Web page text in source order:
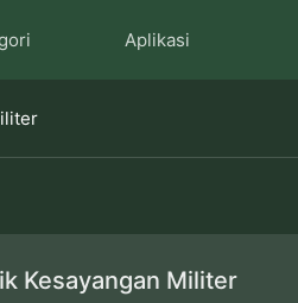
Aplikasi
Kesayangan Militer